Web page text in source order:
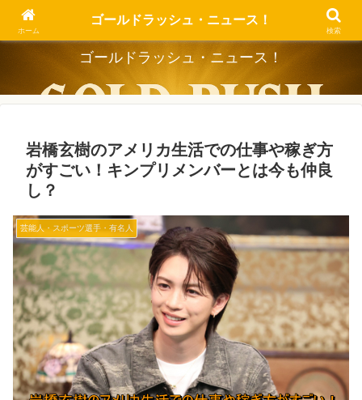
Dig the Trend, Strike the Gold.
ゴールドラッシュ・ニュース！
岩橋玄樹のアメリカ生活での仕事や稼ぎ方
がすごい！キンプリメンバーとは今も仲良
し？
芸能人・スポーツ選手・有名人
ホーム
ゴールドラッシュ・ニュース！
検索